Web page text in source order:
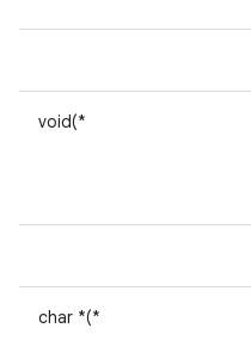
void(*
char *(*